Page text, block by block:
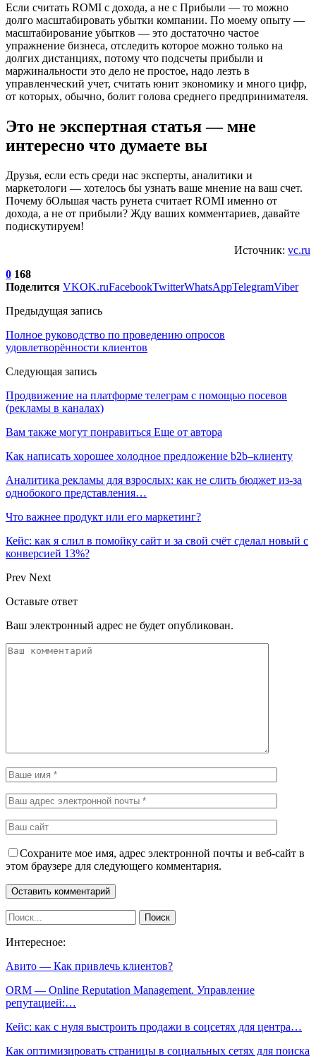
Если считать ROMI с дохода, а не с Прибыли — то можно
долго масштабировать убытки компании. По моему опыту —
масштабирование убытков — это достаточно частое
упражнение бизнеса, отследить которое можно только на
долгих дистанциях, потому что подсчеты прибыли и
маржинальности это дело не простое, надо лезть в
управленческий учет, считать юнит экономику и много цифр,
от которых, обычно, болит голова среднего предпринимателя.
Это не экспертная статья — мне
интересно что думаете вы
Друзья, если есть среди нас эксперты, аналитики и
маркетологи — хотелось бы узнать ваше мнение на ваш счет.
Почему бОльшая часть рунета считает ROMI именно от
дохода, а не от прибыли? Жду ваших комментариев, давайте
подискутируем!
Источник: vc.ru
0 168
Поделится VKOK.ruFacebookTwitterWhatsAppTelegramViber
Предыдущая запись
Полное руководство по проведению опросов
удовлетворённости клиентов
Следующая запись
Продвижение на платформе телеграм с помощью посевов
(рекламы в каналах)
Вам также могут понравиться Еще от автора
Как написать хорошее холодное предложение b2b–клиенту
Аналитика рекламы для взрослых: как не слить бюджет из-за
однобокого представления…
Что важнее продукт или его маркетинг?
Кейс: как я слил в помойку сайт и за свой счёт сделал новый с
конверсией 13%?
Prev Next
Оставьте ответ
Ваш электронный адрес не будет опубликован.
Сохраните мое имя, адрес электронной почты и веб-сайт в
этом браузере для следующего комментария.
Интересное:
Авито — Как привлечь клиентов?
ORM — Online Reputation Management. Управление
репутацией:…
Кейс: как с нуля выстроить продажи в соцсетях для центра…
Как оптимизировать страницы в социальных сетях для поиска